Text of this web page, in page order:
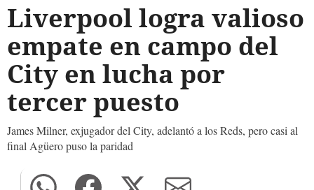
Liverpool logra valioso
empate en campo del
City en lucha por
tercer puesto
James Milner, exjugador del City, adelantó a los Reds, pero casi al
final Agüero puso la paridad